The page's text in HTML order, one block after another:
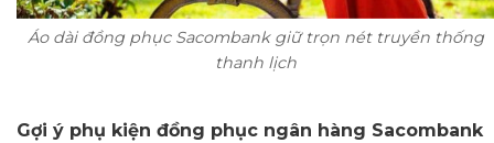
Áo dài đồng phục Sacombank giữ trọn nét truyền thống
thanh lịch
Gợi ý phụ kiện đồng phục ngân hàng Sacombank